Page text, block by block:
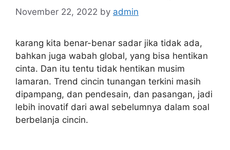
November 22, 2022 by admin
karang kita benar-benar sadar jika tidak ada,
bahkan juga wabah global, yang bisa hentikan
cinta. Dan itu tentu tidak hentikan musim
lamaran. Trend cincin tunangan terkini masih
dipampang, dan pendesain, dan pasangan, jadi
lebih inovatif dari awal sebelumnya dalam soal
berbelanja cincin.